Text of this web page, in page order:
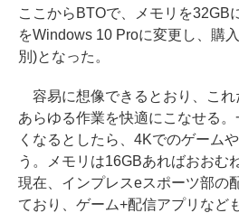
ここからBTOで、メモリを32GB
をWindows 10 Proに変更し、購
別)となった。
容易に想像できるとおり、これ
あらゆる作業を快適にこなせる
くなるとしたら、4Kでのゲーム
う。メモリは16GBあればおおむ
現在、インプレスeスポーツ部の
ており、ゲーム+配信アプリなど